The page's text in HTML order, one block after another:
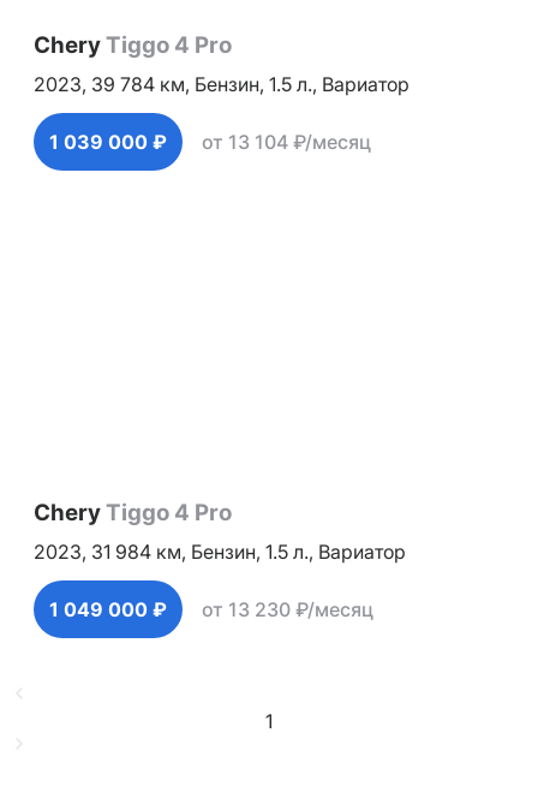
CheryTiggo 4 Pro
2023, 39 784 км, Бензин, 1.5 л., Вариатор
1 039 000 ₽ от 13 104 ₽/месяц
CheryTiggo 4 Pro
2023, 31 984 км, Бензин, 1.5 л., Вариатор
1 049 000 ₽ от 13 230 ₽/месяц
1